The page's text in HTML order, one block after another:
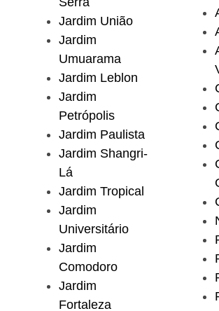
Jardim União
Jardim
Umuarama
Jardim Leblon
Jardim
Petrópolis
Jardim Paulista
Jardim Shangri-
Lá
Jardim Tropical
Jardim
Universitário
Jardim
Comodoro
Jardim
Fortaleza